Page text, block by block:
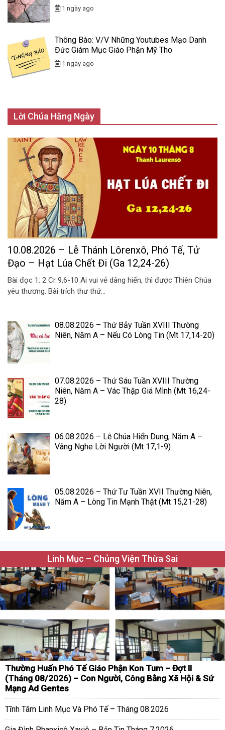
1 ngày ago
Thông Báo: V/v Những Youtubes Mạo Danh
Đức Giám Mục Giáo Phận Mỹ Tho
1 ngày ago
Lời Chúa Hằng Ngày
10.08.2026 – Lễ Thánh Lôrenxô, Phó Tế, Tử
Đạo – Hạt Lúa Chết Đi (Ga 12,24-26)
Bài đọc 1: 2 Cr 9,6-10 Ai vui vẻ dâng hiến, thì được Thiên Chúa
yêu thương. Bài trích thư thứ...
08.08.2026 – Thứ Bảy Tuần XVIII Thường
Niên, Năm A – Nếu Có Lòng Tin (Mt 17,14-20)
07.08.2026 – Thứ Sáu Tuần XVIII Thường
Niên, Năm A – Vác Thập Giá Mình (Mt 16,24-
28)
06.08.2026 – Lễ Chúa Hiển Dung, Năm A –
Vâng Nghe Lời Người (Mt 17,1-9)
05.08.2026 – Thứ Tư Tuần XVII Thường Niên,
Năm A – Lòng Tin Mạnh Thật (Mt 15,21-28)
Linh Mục – Chủng Viện Thừa Sai
Thường Huấn Phó Tế Giáo Phận Kon Tum – Đợt II
(Tháng 08/2026) – Con Người, Công Bằng Xã Hội & Sứ
Mạng Ad Gentes
Tĩnh Tâm Linh Mục Và Phó Tế – Tháng 08.2026